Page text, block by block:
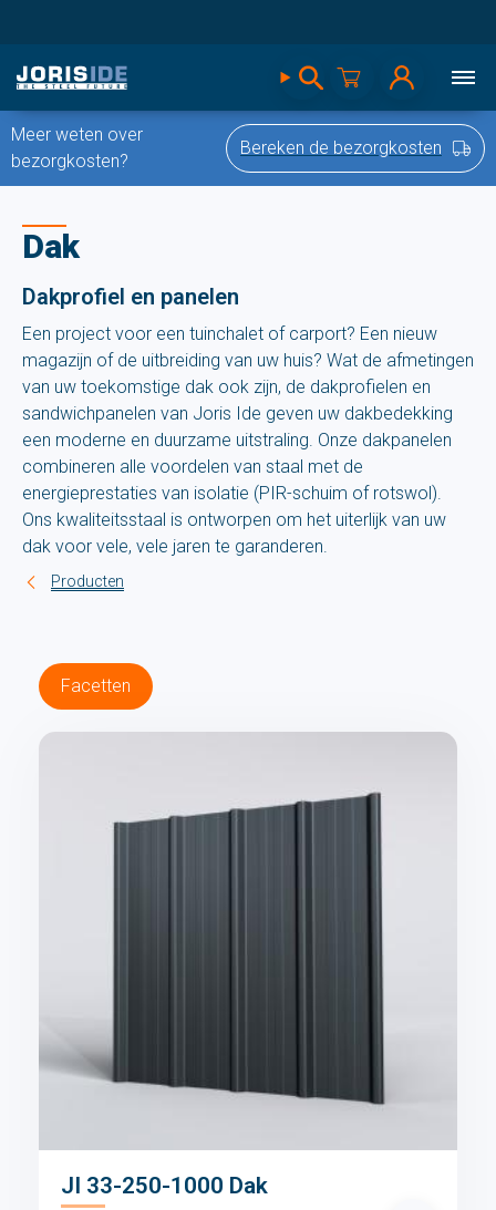
Meer weten over
bezorgkosten?
Bereken de bezorgkosten
Dak
Dakprofiel en panelen
Een project voor een tuinchalet of carport? Een nieuw
magazijn of de uitbreiding van uw huis? Wat de afmetingen
van uw toekomstige dak ook zijn, de dakprofielen en
sandwichpanelen van Joris Ide geven uw dakbedekking
een moderne en duurzame uitstraling. Onze dakpanelen
combineren alle voordelen van staal met de
energieprestaties van isolatie (PIR-schuim of rotswol).
Ons kwaliteitsstaal is ontworpen om het uiterlijk van uw
dak voor vele, vele jaren te garanderen.
Producten
Facetten
JI 33-250-1000 Dak